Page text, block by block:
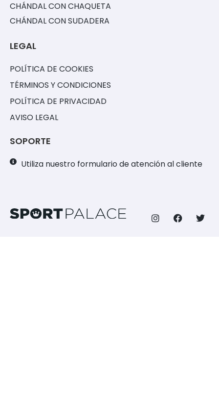
CHÁNDAL CON CHAQUETA
CHÁNDAL CON SUDADERA
LEGAL
POLÍTICA DE COOKIES
TÉRMINOS Y CONDICIONES
POLÍTICA DE PRIVACIDAD
AVISO LEGAL
SOPORTE
Utiliza nuestro formulario de atención al cliente